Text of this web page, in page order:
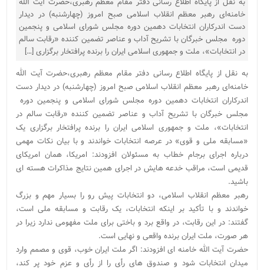
خامنه‌ای رهبر معظم انقلاب اسلامی صبح امروز (چهارشنبه) در دیدار
دست اندرکاران انتخابات دهمین دوره مجلس شورای اسلامی و پنجمین
دوره مجلس خبرگان با تشریح آداب و عناصر تضمین کننده «رقابت سالم
در انتخابات»، ملت و جمهوری اسلامی ایران را برنده پرافتخار برگزاری […]
به نقل از پایگاه اطلاع رسانی دفتر مقام معظم رهبری،حضرت آیت الله
خامنه‌ای رهبر معظم انقلاب اسلامی صبح امروز (چهارشنبه) در دیدار دست
اندرکاران انتخابات دهمین دوره مجلس شورای اسلامی و پنجمین دوره
مجلس خبرگان با تشریح آداب و عناصر تضمین کننده «رقابت سالم در
انتخابات»، ملت و جمهوری اسلامی ایران را برنده پرافتخار برگزاری یک
«مسابقه ملی و قوی» در عرصه انتخابات خواندند و با بیان نکات مهمی
درباره اجرای برجام خطاب به مسئولان افزودند: امریکا، همان امریکای
قدیمی است، مراقب خدعه هایش در اجرای همین نتایج مذاکرات هسته ای
باشید.
رهبر معظم انقلاب اسلامی، دو انتخابات پیش رو را بسیار مهم و بزرگ
خواندند و با تأکید بر اینکه انتخابات، یک رقابت و مسابقه ملی است،
گفتند: در این رقابت، در واقع برد و باختی برای ملت مفهومی ندارد زیرا در
هر صورت، ملت ایران برنده واقعی و نهایی است.
حضرت آیت الله خامنه ای افزودند: اگر ملت ایران خوب، قوی و مصمم وارد
میدان انتخابات شود و صندوق های رأی را از رأی و عزم خود پر کند،